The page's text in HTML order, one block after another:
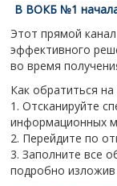
В ВОКБ №1 начала
Этот прямой
эффективного
во время
Как обратиться
1. Отсканируйте
информационных
2. Перейдите по
3. Заполните все
подробно